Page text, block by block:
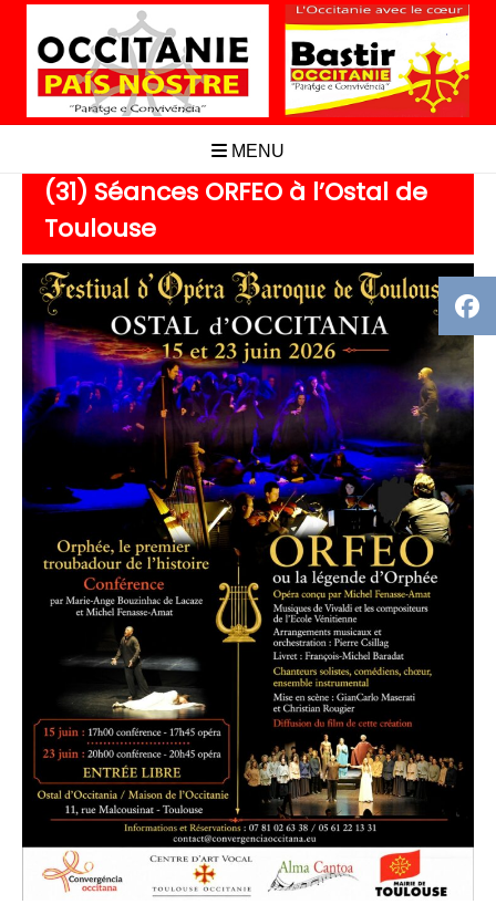
Aller
contenu
MENU
(31) Séances ORFEO à l’Ostal de
Toulouse